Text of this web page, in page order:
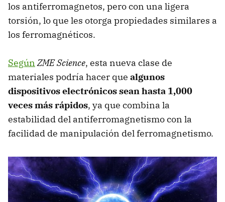
los antiferromagnetos, pero con una ligera
torsión, lo que les otorga propiedades similares a
los ferromagnéticos.
Según ZME Science, esta nueva clase de
materiales podría hacer que algunos
dispositivos electrónicos sean hasta 1,000
veces más rápidos, ya que combina la
estabilidad del antiferromagnetismo con la
facilidad de manipulación del ferromagnetismo.